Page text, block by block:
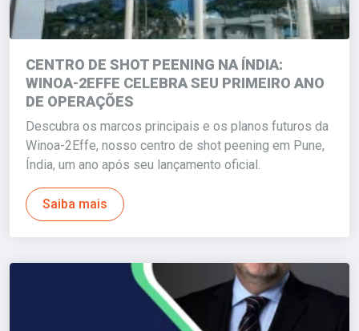
CENTRO DE SHOT PEENING NA ÍNDIA:
WINOA-2EFFE CELEBRA SEU PRIMEIRO ANO
DE OPERAÇÕES
Descubra os marcos principais e os planos futuros da
Winoa-2Effe, nosso centro de shot peening em Pune,
Índia, um ano após seu lançamento oficial.
Saiba mais